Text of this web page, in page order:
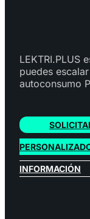
LEKTRI.PLUS
puedes
autoconsumo
INFORMACIÓN